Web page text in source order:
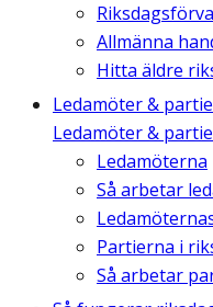
Allmänna
Hitta äldre
Ledamöter &
Ledamöter &
Ledamöterna
Så arbetar
Partierna i
Så arbetar